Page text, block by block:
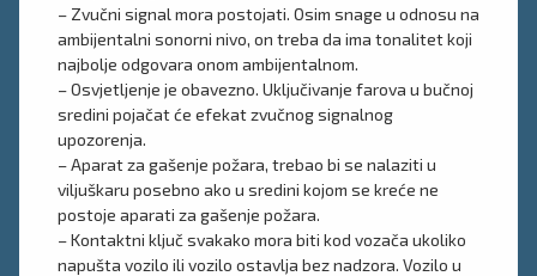
– Zvučni signal mora postojati. Osim snage u odnosu na
ambijentalni sonorni nivo, on treba da ima tonalitet koji
najbolje odgovara onom ambijentalnom.
– Osvjetljenje je obavezno. Uključivanje farova u bučnoj
sredini pojačat će efekat zvučnog signalnog
upozorenja.
– Aparat za gašenje požara, trebao bi se nalaziti u
viljuškaru posebno ako u sredini kojom se kreće ne
postoje aparati za gašenje požara.
– Kontaktni ključ svakako mora biti kod vozača ukoliko
napušta vozilo ili vozilo ostavlja bez nadzora. Vozilo u